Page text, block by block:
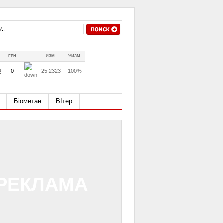
ГРН ИЗМ %ИЗМ
0 -25.2323 -100%
Біометан ВІтер